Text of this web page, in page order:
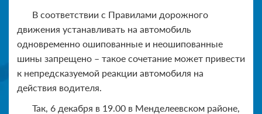
В соответствии с Правилами дорожного
движения устанавливать на автомобиль
одновременно ошипованные и неошипованные
шины запрещено – такое сочетание может привести
к непредсказуемой реакции автомобиля на
действия водителя.
Так, 6 декабря в 19.00 в Менделеевском районе,